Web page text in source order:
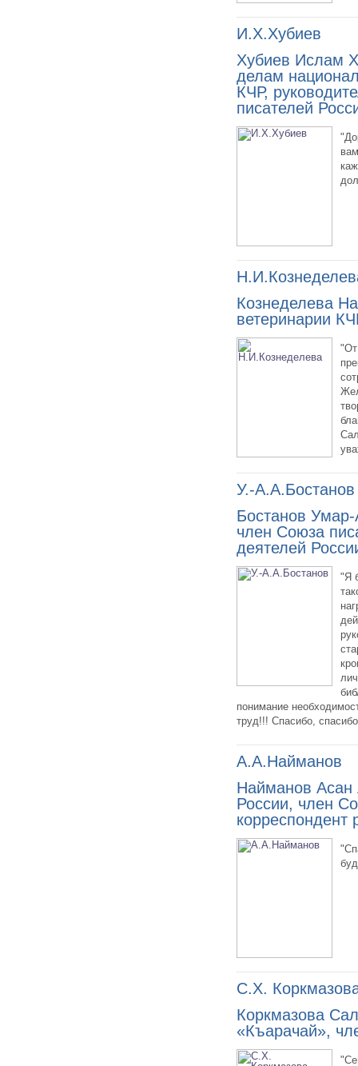
И.Х.Хубиев
Хубиев Ислам
делам
КЧР,
писателей
Кознеделева
ветеринарии
"От
У.-А.А.Бостанов
Бостанов
член Союза
деятелей
"Я
понимание
труд!!! Спасибо,
А.А.Найманов
Найманов Асан
России, член
корреспондент
С.Х.
Коркмазова
«Къарачай»,